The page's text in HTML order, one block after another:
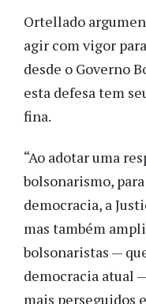
Ortellado
agir com vigor
desde o Governo
esta defesa tem
fina.
“Ao adotar uma
bolsonarismo,
democracia, a
mas também
bolsonaristas —
democracia atual
mais perseguidos